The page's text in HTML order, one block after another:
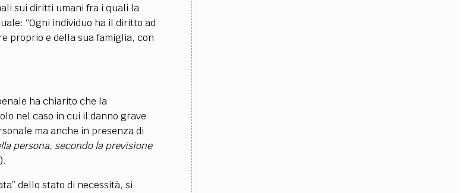
sui diritti umani fra i quali la
“Ogni individuo ha il diritto ad
proprio e della sua famiglia, con
ha chiarito che la
nel caso in cui il danno grave
ma anche in presenza di
persona, secondo la previsione
dello stato di necessità, si